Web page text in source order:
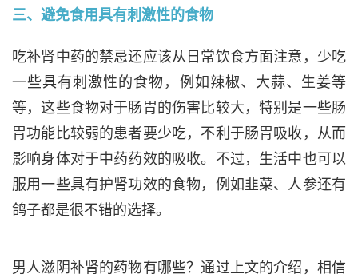
三、避免食用具有刺激性的食物
吃补肾中药的禁忌还应该从日常饮食方面注意，少吃
一些具有刺激性的食物，例如辣椒、大蒜、生姜等
等，这些食物对于肠胃的伤害比较大，特别是一些肠
胃功能比较弱的患者要少吃，不利于肠胃吸收，从而
影响身体对于中药药效的吸收。不过，生活中也可以
服用一些具有护肾功效的食物，例如韭菜、人参还有
鸽子都是很不错的选择。
男人滋阴补肾的药物有哪些？通过上文的介绍，相信